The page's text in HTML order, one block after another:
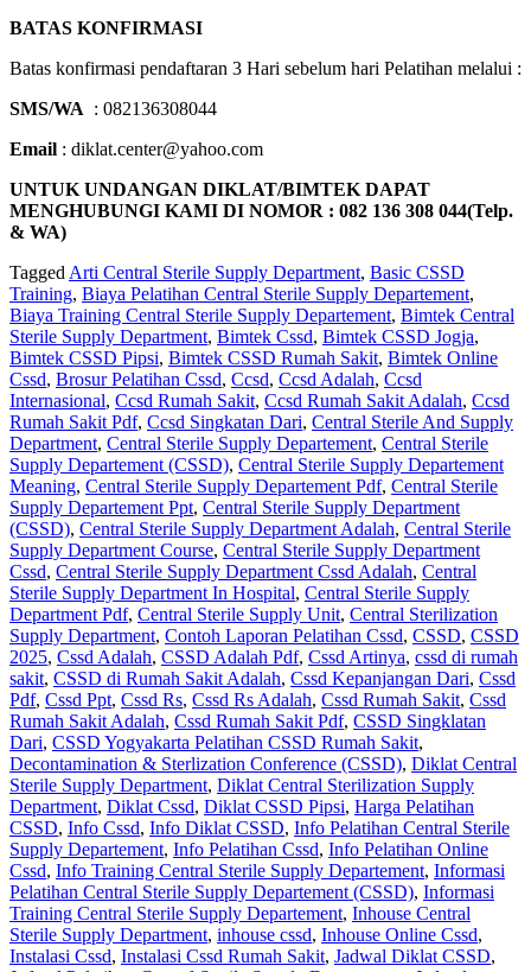
BATAS KONFIRMASI
Batas konfirmasi pendaftaran 3 Hari sebelum hari Pelatihan melalui :
SMS/WA : 082136308044
Email : diklat.center@yahoo.com
UNTUK UNDANGAN DIKLAT/BIMTEK DAPAT
MENGHUBUNGI KAMI DI NOMOR : 082 136 308 044(Telp.
& WA)
Tagged Arti Central Sterile Supply Department, Basic CSSD
Training, Biaya Pelatihan Central Sterile Supply Departement,
Biaya Training Central Sterile Supply Departement, Bimtek Central
Sterile Supply Department, Bimtek Cssd, Bimtek CSSD Jogja,
Bimtek CSSD Pipsi, Bimtek CSSD Rumah Sakit, Bimtek Online
Cssd, Brosur Pelatihan Cssd, Ccsd, Ccsd Adalah, Ccsd
Internasional, Ccsd Rumah Sakit, Ccsd Rumah Sakit Adalah, Ccsd
Rumah Sakit Pdf, Ccsd Singkatan Dari, Central Sterile And Supply
Department, Central Sterile Supply Departement, Central Sterile
Supply Departement (CSSD), Central Sterile Supply Departement
Meaning, Central Sterile Supply Departement Pdf, Central Sterile
Supply Departement Ppt, Central Sterile Supply Department
(CSSD), Central Sterile Supply Department Adalah, Central Sterile
Supply Department Course, Central Sterile Supply Department
Cssd, Central Sterile Supply Department Cssd Adalah, Central
Sterile Supply Department In Hospital, Central Sterile Supply
Department Pdf, Central Sterile Supply Unit, Central Sterilization
Supply Department, Contoh Laporan Pelatihan Cssd, CSSD, CSSD
2025, Cssd Adalah, CSSD Adalah Pdf, Cssd Artinya, cssd di rumah
sakit, CSSD di Rumah Sakit Adalah, Cssd Kepanjangan Dari, Cssd
Pdf, Cssd Ppt, Cssd Rs, Cssd Rs Adalah, Cssd Rumah Sakit, Cssd
Rumah Sakit Adalah, Cssd Rumah Sakit Pdf, CSSD Singklatan
Dari, CSSD Yogyakarta Pelatihan CSSD Rumah Sakit,
Decontamination & Sterlization Conference (CSSD), Diklat Central
Sterile Supply Department, Diklat Central Sterilization Supply
Department, Diklat Cssd, Diklat CSSD Pipsi, Harga Pelatihan
CSSD, Info Cssd, Info Diklat CSSD, Info Pelatihan Central Sterile
Supply Departement, Info Pelatihan Cssd, Info Pelatihan Online
Cssd, Info Training Central Sterile Supply Departement, Informasi
Pelatihan Central Sterile Supply Departement (CSSD), Informasi
Training Central Sterile Supply Departement, Inhouse Central
Sterile Supply Department, inhouse cssd, Inhouse Online Cssd,
Instalasi Cssd, Instalasi Cssd Rumah Sakit, Jadwal Diklat CSSD,